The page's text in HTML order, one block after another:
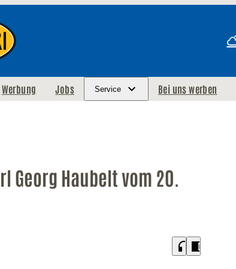
Werbung Jobs Service Bei uns werben
Georg Haubelt vom 20.
headphones chrome_reader_mode